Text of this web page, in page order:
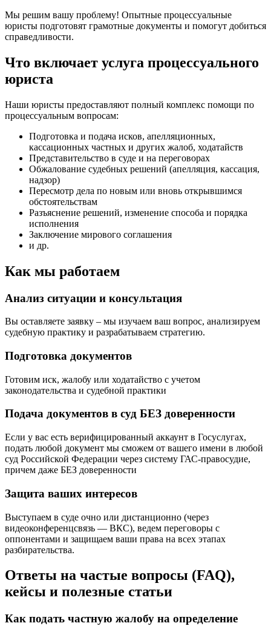
Мы решим вашу проблему! Опытные процессуальные
юристы подготовят грамотные документы и помогут добиться
справедливости.
Что включает услуга процессуального
юриста
Наши юристы предоставляют полный комплекс помощи по
процессуальным вопросам:
Подготовка и подача исков, апелляционных,
кассационных частных и других жалоб, ходатайств
Представительство в суде и на переговорах
Обжалование судебных решений (апелляция, кассация,
надзор)
Пересмотр дела по новым или вновь открывшимся
обстоятельствам
Разъяснение решений, изменение способа и порядка
исполнения
Заключение мирового соглашения
и др.
Как мы работаем
Анализ ситуации и консультация
Вы оставляете заявку – мы изучаем ваш вопрос, анализируем
судебную практику и разрабатываем стратегию.
Подготовка документов
Готовим иск, жалобу или ходатайство с учетом
законодательства и судебной практики
Подача документов в суд БЕЗ доверенности
Если у вас есть верифицированный аккаунт в Госуслугах,
подать любой документ мы сможем от вашего имени в любой
суд Российской Федерации через систему ГАС-правосудие,
причем даже БЕЗ доверенности
Защита ваших интересов
Выступаем в суде очно или дистанционно (через
видеоконференцсвязь — ВКС), ведем переговоры с
оппонентами и защищаем ваши права на всех этапах
разбирательства.
Ответы на частые вопросы (FAQ),
кейсы и полезные статьи
Как подать частную жалобу на определение